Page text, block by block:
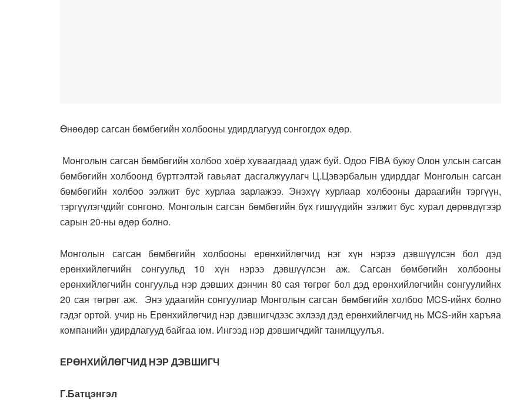
Өнөөдөр сагсан бөмбөгийн холбооны удирдлагууд сонгогдох өдөр.
Монголын сагсан бөмбөгийн холбоо хоёр хуваагдаад удаж буй. Одоо FIBA буюу Олон улсын сагсан
бөмбөгийн холбоонд бүртгэлтэй гавьяат дасгалжуулагч Ц.Цэвэрбалын удирддаг Монголын сагсан
бөмбөгийн холбоо ээлжит бус хурлаа зарлажээ. Энэхүү хурлаар холбооны дараагийн тэргүүн,
тэргүүлэгчдийг сонгоно. Монголын сагсан бөмбөгийн бүх гишүүдийн ээлжит бус хурал дөрөвдүгээр
сарын 20-ны өдөр болно.
Монголын сагсан бөмбөгийн холбооны ерөнхийлөгчид нэг хүн нэрээ дэвшүүлсэн бол дэд
ерөнхийлөгчийн сонгуульд 10 хүн нэрээ дэвшүүлсэн аж. Сагсан бөмбөгийн холбооны
ерөнхийлөгчийн сонгуульд нэр дэвших дэнчин 80 сая төгрөг бол дэд ерөнхийлөгчийн сонгуулийнх
20 сая төгрөг аж. Энэ удаагийн сонгуулиар Монголын сагсан бөмбөгийн холбоо MCS-ийнх болно
гэдэг ортой. учир нь Ерөнхийлөгчид нэр дэвшигчдээс эхлээд дэд ерөнхийлөгчид нь MCS-ийн харъяа
компанийн удирдлагууд байгаа юм. Ингээд нэр дэвшигчдийг танилцуулъя.
ЕРӨНХИЙЛӨГЧИД НЭР ДЭВШИГЧ
Г.Батцэнгэл